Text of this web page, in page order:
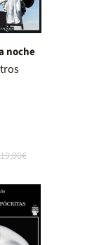
noche
19,00€